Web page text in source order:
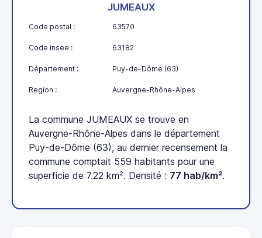
JUMEAUX
Code postal : 63570
Code insee : 63182
Département : Puy-de-Dôme (63)
Region : Auvergne-Rhône-Alpes
La commune JUMEAUX se trouve en
Auvergne-Rhône-Alpes dans le département
Puy-de-Dôme (63), au dernier recensement la
commune comptait 559 habitants pour une
superficie de 7.22 km². Densité : 77 hab/km².